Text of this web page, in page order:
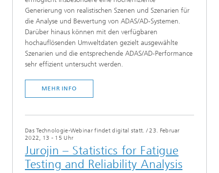
Generierung von realistischen Szenen und Szenarien für
die Analyse und Bewertung von ADAS/AD-Systemen.
Darüber hinaus können mit den verfügbaren
hochauflösenden Umweltdaten gezielt ausgewählte
Szenarien und die entsprechende ADAS/AD-Performance
sehr effizient untersucht werden.
MEHR INFO
Das Technologie-Webinar findet digital statt. /23. Februar
2022, 13 - 15 Uhr
Jurojin – Statistics for Fatigue
Testing and Reliability Analysis